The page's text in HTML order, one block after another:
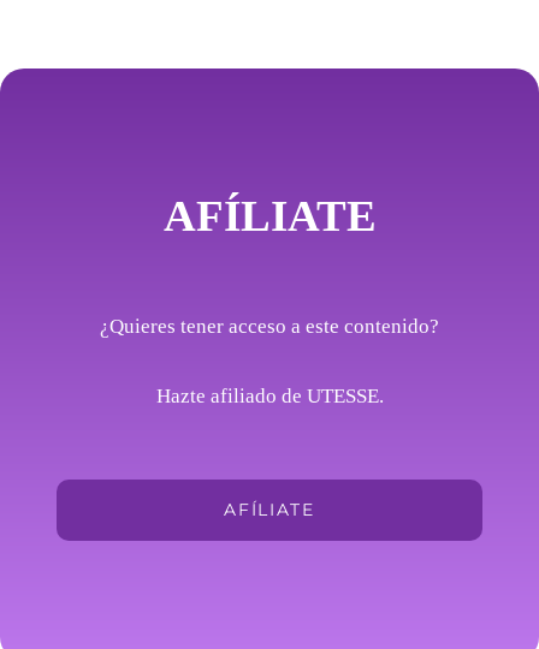
AFÍLIATE
¿Quieres tener acceso a este contenido?
Hazte afiliado de UTESSE.
AFÍLIATE